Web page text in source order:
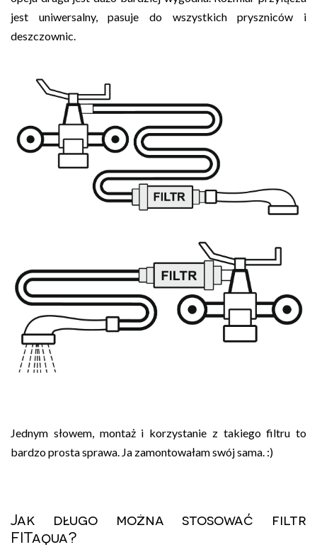
jest uniwersalny, pasuje do wszystkich pryszniców i
deszczownic.
Jednym słowem, montaż i korzystanie z takiego filtru to
bardzo prosta sprawa. Ja zamontowałam swój sama. :)
Jak długo można stosować filtr
FITaqua?